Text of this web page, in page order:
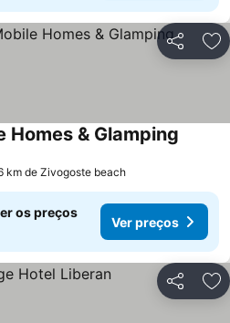
Partilhar
Homes & Glamping
km de Zivogoste beach
os preços
Ver preços
Partilhar